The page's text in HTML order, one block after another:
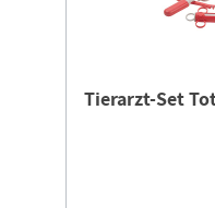
Tierarzt-Set